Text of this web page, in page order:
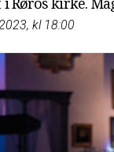
Røros kirke.
kl 18:00